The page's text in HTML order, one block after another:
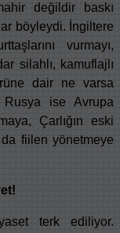
değildir baskı
böyleydi. İngiltere
vurmayı,
silahlı, kamuflajlı
dair ne varsa
Rusya ise Avrupa
Çarlığın eski
da fiilen yönetmeye
terk ediliyor.